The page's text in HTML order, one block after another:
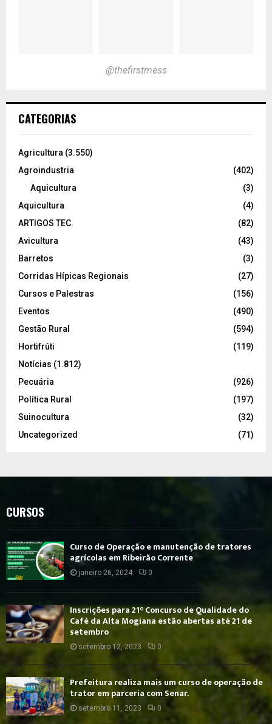
@thefirstmess
CATEGORIAS
Agricultura (3.550)
Agroindustria
(402)
Aquicultura
(3)
Aquicultura
(4)
ARTIGOS TEC.
(82)
Avicultura
(43)
Barretos
(3)
Corridas Hípicas Regionais
(27)
Cursos e Palestras
(156)
Eventos
(490)
Gestão Rural
(594)
Hortifrúti
(119)
Notícias (1.812)
Pecuária
(926)
Política Rural
(197)
Suinocultura
(32)
Uncategorized
(71)
CURSOS
Curso de Operação e manutenção de tratores
agrícolas em Ribeirão Corrente
janeiro 26, 2024 0
Inscrições para 21° Concurso de Qualidade do
Café da Alta Mogiana estão abertas até 21 de
setembro
setembro 12, 2023 0
Prefeitura realiza mais um curso de operação de
trator em parceria com Senar.
setembro 11, 2023 0